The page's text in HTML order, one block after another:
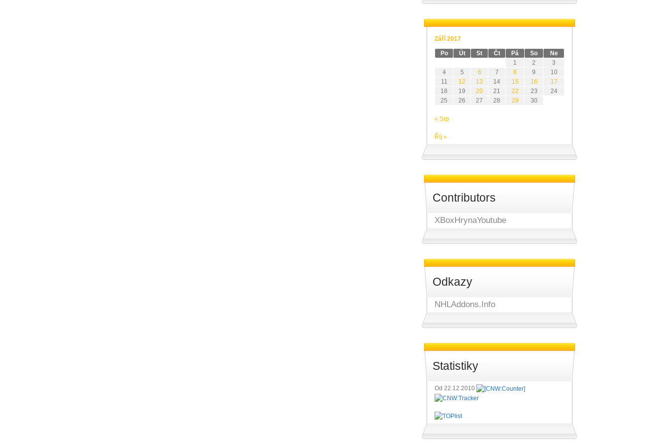
Září 2017
Po Út St Čt Pá So
Ne
1
2
3
4
5 6 7 8 9
10
11
12 13 14 15 16
17
18
19 20 21 22 23
24
25
26 27 28 29 30
« Srp
Říj »
Contributors
XBoxHrynaYoutube
Odkazy
NHLAddons.Info
Statistiky
Od 22.12.2010